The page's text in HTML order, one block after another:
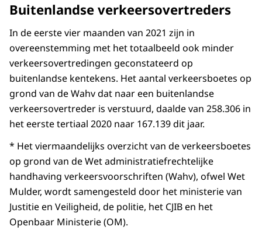
Buitenlandse verkeersovertreders
In de eerste vier maanden van 2021 zijn in
overeenstemming met het totaalbeeld ook minder
verkeersovertredingen geconstateerd op
buitenlandse kentekens. Het aantal verkeersboetes op
grond van de Wahv dat naar een buitenlandse
verkeersovertreder is verstuurd, daalde van 258.306 in
het eerste tertiaal 2020 naar 167.139 dit jaar.
* Het viermaandelijks overzicht van de verkeersboetes
op grond van de Wet administratiefrechtelijke
handhaving verkeersvoorschriften (Wahv), ofwel Wet
Mulder, wordt samengesteld door het ministerie van
Justitie en Veiligheid, de politie, het CJIB en het
Openbaar Ministerie (OM).